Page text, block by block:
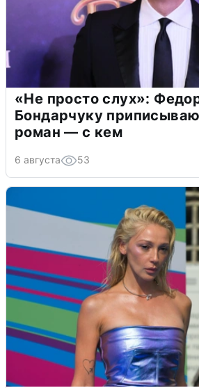
«Не просто слух»:
Бондарчуку
роман — с кем
6 августа 53